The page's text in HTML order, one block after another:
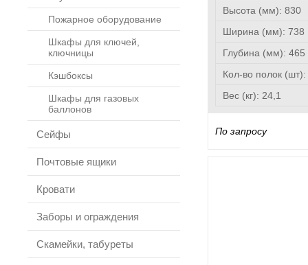
Пожарное оборудование
Шкафы для ключей,
ключницы
Кэшбоксы
Шкафы для газовых
баллонов
Сейфы
Почтовые ящики
Кровати
Заборы и ограждения
Скамейки, табуреты
Высота (мм): 830
Ширина (мм): 738
Глубина (мм): 465
Кол-во полок (шт):
Вес (кг): 24,1
По запросу